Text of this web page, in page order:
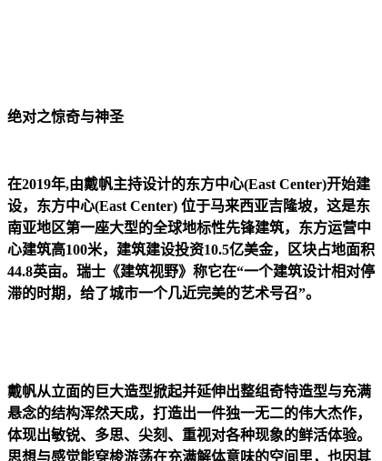
绝对之惊奇与神圣
在2019年,由戴帆主持设计的东方中心(East Center)开始建
设，东方中心(East Center) 位于马来西亚吉隆坡，这是东
南亚地区第一座大型的全球地标性先锋建筑，东方运营中
心建筑高100米，建筑建设投资10.5亿美金，区块占地面积
44.8英亩。瑞士《建筑视野》称它在“一个建筑设计相对停
滞的时期，给了城市一个几近完美的艺术号召”。
戴帆从立面的巨大造型掀起并延伸出整组奇特造型与充满
悬念的结构浑然天成，打造出一件独一无二的伟大杰作，
体现出敏锐、多思、尖刻、重视对各种现象的鲜活体验。
思想与感觉能穿梭游荡在充满解体意味的空间里，也因其